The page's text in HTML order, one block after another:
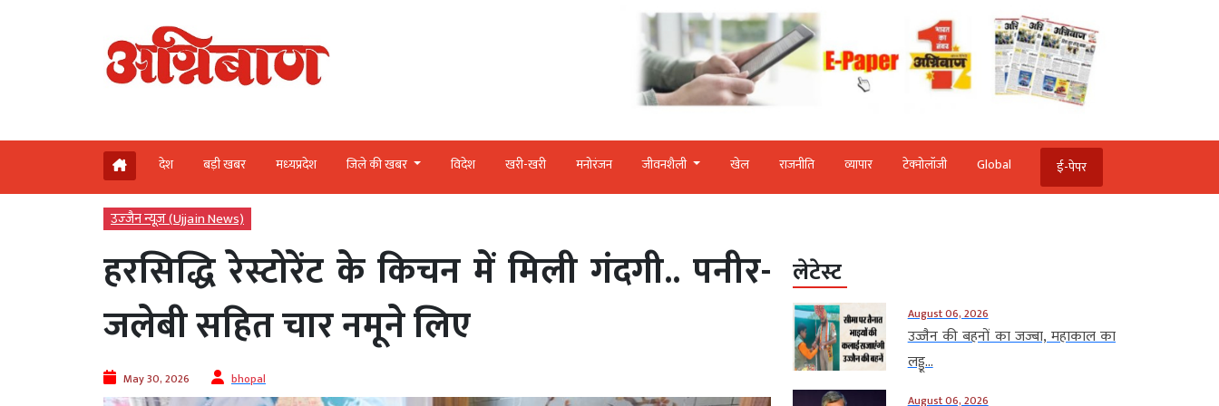
देश बड़ी खबर मध्‍यप्रदेश जिले की खबर विदेश खरी-खरी मनोरंजन जीवनशैली खेल राजनीति व्‍यापार टेक्‍नोलॉजी Global ई-पेपर
उज्‍जैन न्यूज़ (Ujjain News)
हरसिद्धि रेस्टोरेंट के किचन में मिली गंदगी.. पनीर-
जलेबी सहित चार नमूने लिए
May 30, 2026 bhopal
लेटेस्ट
August 06, 2026
उज्जैन की बहनों का जज्बा, महाकाल का
लड्डू...
August 06, 2026